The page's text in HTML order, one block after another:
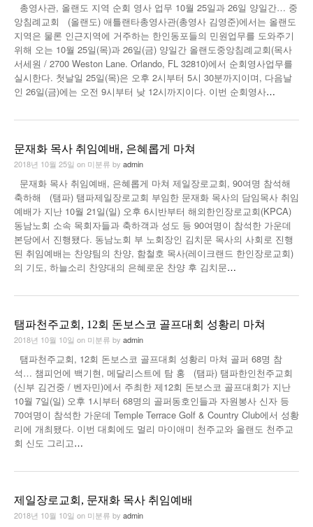
총영사관, 올랜도 지역 순회 영사 업무 10월 25일과 26일 양일간… 중
앙침례교회 (올랜도) 애틀랜타총영사관(총영사 김영준)에서는 올랜도
지역은 물론 인근지역에 거주하는 한인동포들의 민원업무를 도와주기
위해 오는 10월 25일(목)과 26일(금) 양일간 올랜도중앙침례교회(목사
서세원 / 2700 Weston Lane. Orlando, FL 32810)에서 순회영사업무를
실시한다. 첫날일 25일(목)은 오후 2시부터 5시 30분까지이며, 다음날
인 26일(금)에는 오전 9시부터 낮 12시까지이다. 이번 순회영사…
문재화 목사 취임예배, 은혜롭게 마쳐
2018년 10월 25일 on 미분류 by admin
문재화 목사 취임예배, 은혜롭게 마쳐 제일장로교회, 90여명 참석해
축하해 (탬파) 탬파제일장로교회 부임한 문재화 목사의 담임목사 취임
예배가 지난 10월 21일(일) 오후 6시반부터 해외한인장로교회(KPCA)
동남노회 소속 목회자들과 축하객과 성도 등 90여명이 참석한 가운데
본당에서 진행됐다. 동남노회 부 노회장인 김치문 목사의 사회로 진행
된 취임예배는 찬양팀의 찬양, 함철호 목사(레이크랜드 한인장로교회)
의 기도, 하늘소리 찬양대의 은혜로운 찬양 후 김치문…
탬파천주교회, 12회 돈보스코 골프대회 성황리 마쳐
2018년 10월 10일 on 미분류 by admin
탬파천주교회, 12회 돈보스코 골프대회 성황리 마쳐 골퍼 68명 참
석… 챔피언에 백기현, 메달리스트에 탐 홍 (탬파) 탬파한인천주교회
(신부 김건중 / 벤자민)에서 주최한 제12회 돈보스코 골프대회가 지난
10월 7일(일) 오후 1시부터 68명의 골퍼동호인들과 자원봉사 신자 등
70여명이 참석한 가운데 Temple Terrace Golf & Country Club에서 성황
리에 개최됐다. 이번 대회에도 멀리 마이애미 천주교와 올랜도 천주교
회 신도 그리고…
제일장로교회, 문재화 목사 취임예배
2018년 10월 10일 on 미분류 by admin